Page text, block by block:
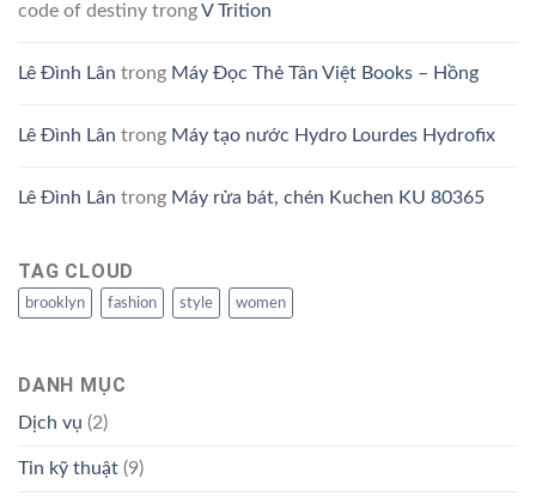
code of destiny trongV Trition
Lê Đình Lân trong Máy Đọc Thẻ Tân Việt Books – Hồng
Lê Đình Lân trong Máy tạo nước Hydro Lourdes Hydrofix
Lê Đình Lân trong Máy rửa bát, chén Kuchen KU 80365
TAG CLOUD
brooklyn fashion style women
DANH MỤC
Dịch vụ (2)
Tin kỹ thuật (9)